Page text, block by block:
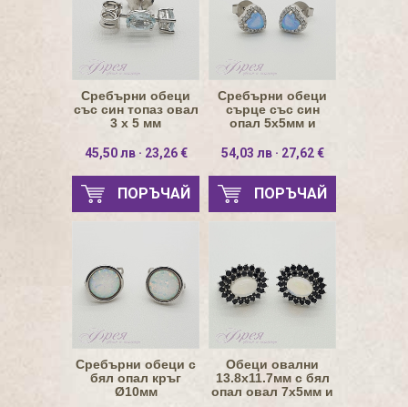
Сребърни обеци
със син топаз овал
3 х 5 мм
45,50 лв · 23,26 €
ПОРЪЧАЙ
Сребърни обеци
сърце със син
опал 5х5мм и
54,03 лв · 27,62 €
ПОРЪЧАЙ
Сребърни обеци с
бял опал кръг
Ø10мм
Обеци овални
13.8х11.7мм с бял
опал овал 7х5мм и